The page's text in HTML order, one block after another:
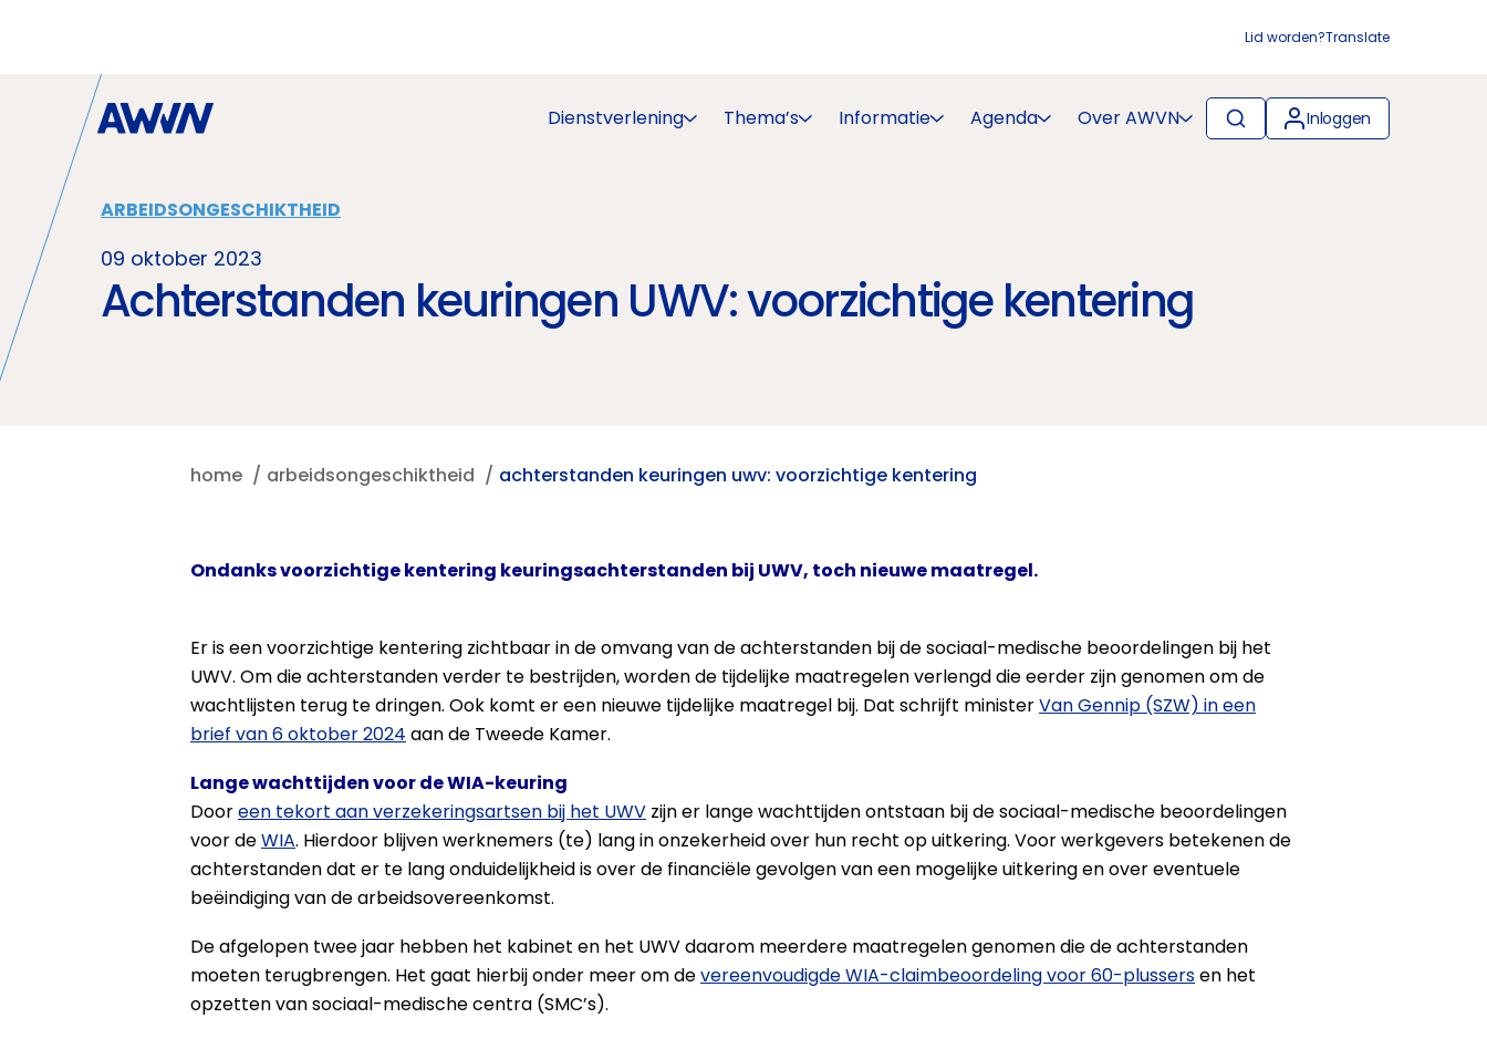
Lid worden?Translate
Dienstverlening Thema’s Informatie Agenda Over AWVN Inloggen
ARBEIDSONGESCHIKTHEID
09 oktober 2023
Achterstanden keuringen UWV: voorzichtige kentering
home arbeidsongeschiktheid achterstanden keuringen uwv: voorzichtige kentering
Ondanks voorzichtige kentering keuringsachterstanden bij UWV, toch nieuwe maatregel.
Er is een voorzichtige kentering zichtbaar in de omvang van de achterstanden bij de sociaal-medische beoordelingen bij het
UWV. Om die achterstanden verder te bestrijden, worden de tijdelijke maatregelen verlengd die eerder zijn genomen om de
wachtlijsten terug te dringen. Ook komt er een nieuwe tijdelijke maatregel bij. Dat schrijft ministerVan Gennip (SZW) in een
brief van 6 oktober 2024 aan de Tweede Kamer.
Lange wachttijden voor de WIA-keuring
Dooreen tekort aan verzekeringsartsen bij het UWV zijn er lange wachttijden ontstaan bij de sociaal-medische beoordelingen
voor deWIA. Hierdoor blijven werknemers (te) lang in onzekerheid over hun recht op uitkering. Voor werkgevers betekenen de
achterstanden dat er te lang onduidelijkheid is over de financiële gevolgen van een mogelijke uitkering en over eventuele
beëindiging van de arbeidsovereenkomst.
De afgelopen twee jaar hebben het kabinet en het UWV daarom meerdere maatregelen genomen die de achterstanden
moeten terugbrengen. Het gaat hierbij onder meer om devereenvoudigde WIA-claimbeoordeling voor 60-plussersen het
opzetten van sociaal-medische centra (SMC’s).